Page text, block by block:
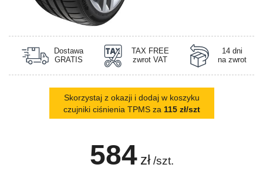
Dostawa
GRATIS
TAX FREE
zwrot VAT
14 dni
na zwrot
Skorzystaj z okazji i dodaj w koszyku
czujniki ciśnienia TPMS za 115 zł/szt
584 zł /szt.